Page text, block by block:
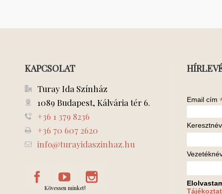
KAPCSOLAT
Turay Ida Színház
1089 Budapest, Kálvária tér 6.
+36 1 379 8236
+36 70 607 2620
info@turayidaszinhaz.hu
Kövessen minket!
Email cím
Keresztnév